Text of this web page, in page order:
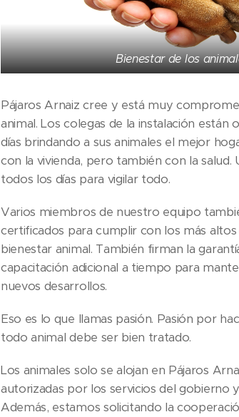
Bienestar de los
Pájaros Arnaiz cree y está muy
animal. Los colegas de la instalación están
días brindando a sus animales el mejor
con la vivienda, pero también con la salud.
todos los días para vigilar todo.
Varios miembros de nuestro equipo
certificados para cumplir con los más altos
bienestar animal. También firman la
capacitación adicional a tiempo para
nuevos desarrollos.
Eso es lo que llamas pasión. Pasión por
todo animal debe ser bien tratado.
Los animales solo se alojan en Pájaros
autorizadas por los servicios del gobierno
Además, estamos solicitando la